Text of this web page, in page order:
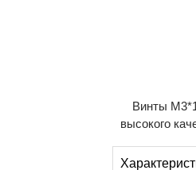
Винты
высокого